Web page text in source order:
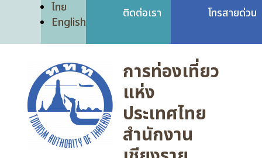
ไทย
English
ติดต่อเรา โทรสายด่วน
การท่องเที่ยว
แห่ง
ประเทศไทย
สำนักงาน